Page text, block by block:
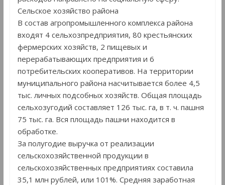
Сельское хозяйство района
В состав агропромышленного комплекса района
входят 4 сельхозпредприятия, 80 крестьянских
фермерских хозяйств, 2 пищевых и
перерабатывающих предприятия и 6
потребительских кооперативов. На территории
муниципального района насчитывается более 4,5
тыс. личных подсобных хозяйств. Общая площадь
сельхозугодий составляет 126 тыс. га, в т. ч. пашня
75 тыс. га. Вся площадь пашни находится в
обработке.
За полугодие выручка от реализации
сельскохозяйственной продукции в
сельскохозяйственных предприятиях составила
35,1 млн рублей, или 101%. Средняя заработная